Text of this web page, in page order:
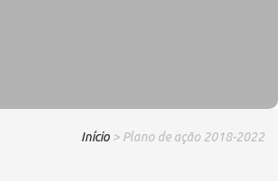
Início > Plano de ação 2018-2022